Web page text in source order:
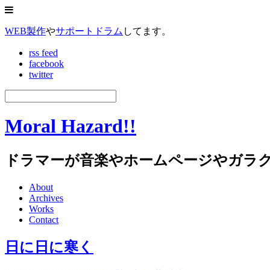
WEB製作やサポートドラム してます。
rss feed
facebook
twitter
Moral Hazard!!
ドラマーが音楽やホームページやガラ
About
Archives
Works
Contact
日に日に寒く